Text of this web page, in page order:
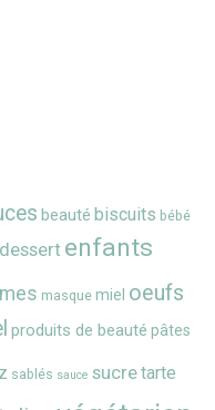
beauté biscuits bébé
dessert enfants
masque miel oeufs
produits de beauté pâtes
sablés sauce sucretarte